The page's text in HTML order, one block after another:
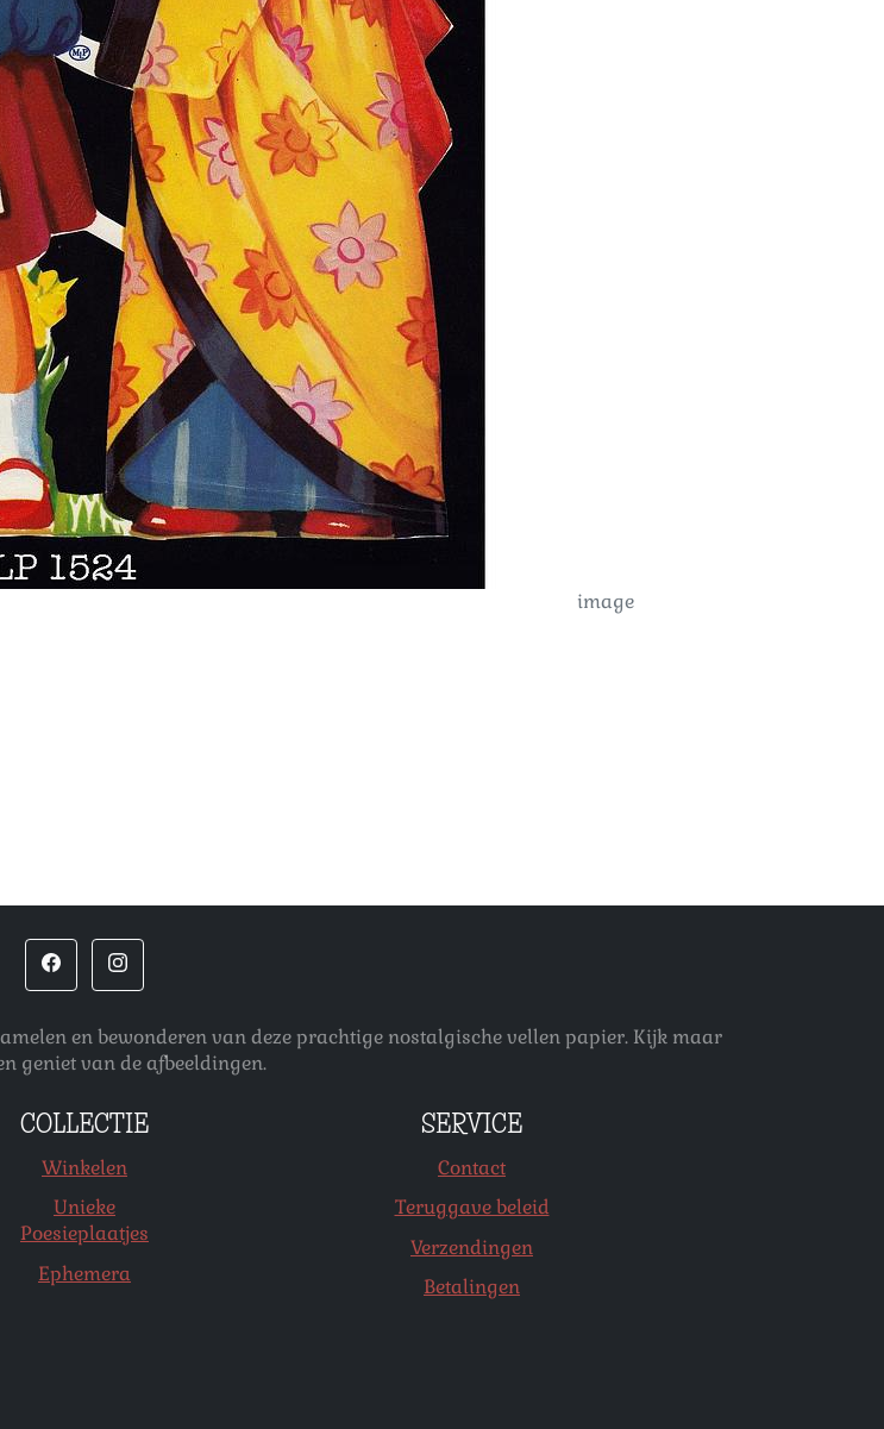
image
en bewonderen van deze prachtige nostalgische vellen papier. Kijk maar
geniet van de afbeeldingen.
COLLECTIE
Winkelen
Unieke
Poesieplaatjes
Ephemera
SERVICE
Contact
Teruggave beleid
Verzendingen
Betalingen